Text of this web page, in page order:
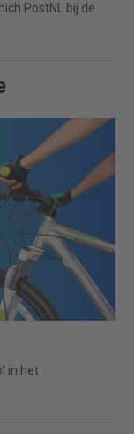
PostNL bij de
in het